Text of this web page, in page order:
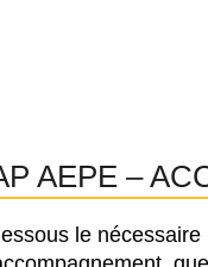
AEPE –
le nécessaire